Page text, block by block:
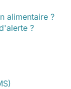
alimentaire ?
?